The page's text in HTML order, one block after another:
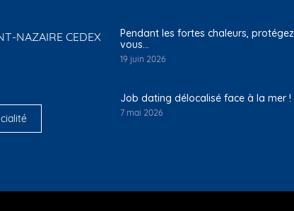
NAZAIRE CEDEX
Pendant les fortes chaleurs, protégez
vous…
19 juin 2026
Job dating délocalisé face à la mer !
7 mai 2026